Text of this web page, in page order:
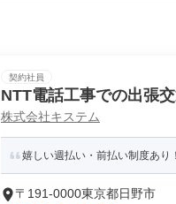
契約社員
NTT電話工事での出張
株式会社キステム
嬉しい週払い・前払い制度あり
〒191-0000東京都日野市